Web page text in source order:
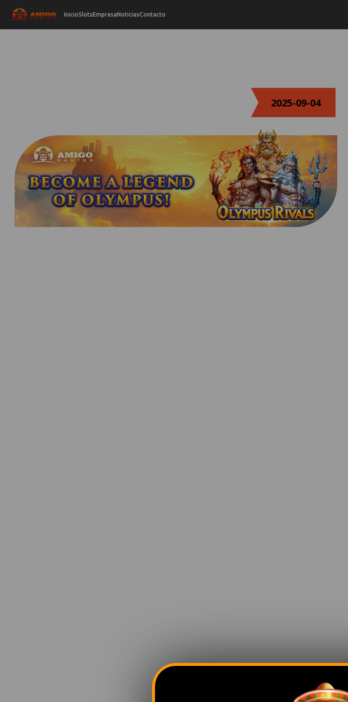
InicioSlotsEmpresaNoticiasContacto
2025-09-04